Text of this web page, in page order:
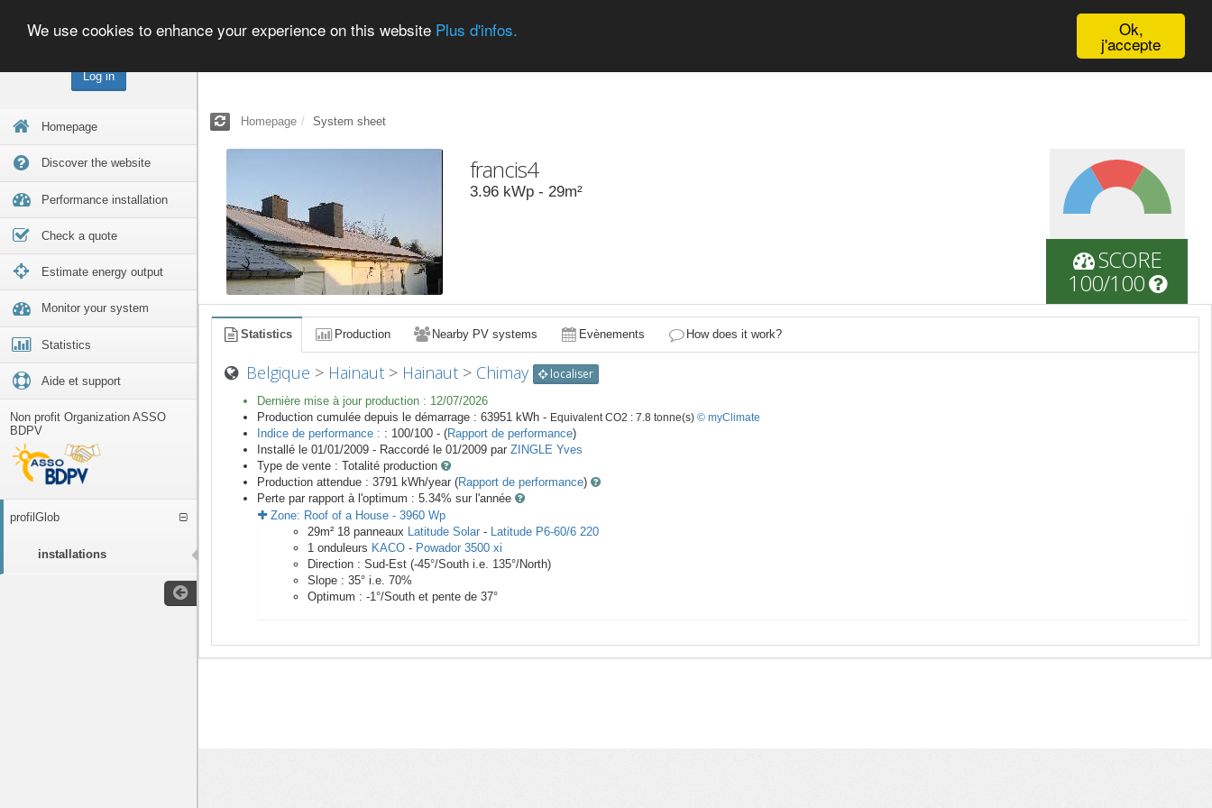
Log in
Homepage
Discover the website
Performance installation
Check a quote
Estimate energy output
Monitor your system
Statistics
Aide et support
Non profit Organization ASSO
BDPV
profilGlob
installations
Ok,
j'accepte
We use cookies to enhance your experience on this website Plus d'infos.
Homepage System sheet
francis4
3.96 kWp - 29m²
SCORE
100/100
Statistics Production Nearby PV systems Evènements How does it work?
Belgique > Hainaut > Hainaut > Chimay localiser
Dernière mise à jour production : 12/07/2026
Production cumulée depuis le démarrage : 63951 kWh - Equivalent CO2 : 7.8 tonne(s) © myClimate
Indice de performance : : 100/100 - (Rapport de performance)
Installé le 01/01/2009 - Raccordé le 01/2009 par ZINGLE Yves
Type de vente : Totalité production
Production attendue : 3791 kWh/year (Rapport de performance)
Perte par rapport à l'optimum : 5.34% sur l'année
Zone: Roof of a House - 3960 Wp
29m² 18 panneaux Latitude Solar - Latitude P6-60/6 220
1 onduleurs KACO - Powador 3500 xi
Direction : Sud-Est (-45°/South i.e. 135°/North)
Slope : 35° i.e. 70%
Optimum : -1°/South et pente de 37°